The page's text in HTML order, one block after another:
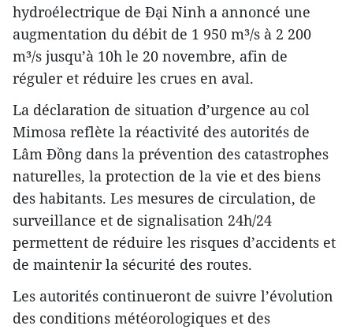
hydroélectrique de Đại Ninh a annoncé une
augmentation du débit de 1 950 m³/s à 2 200
m³/s jusqu’à 10h le 20 novembre, afin de
réguler et réduire les crues en aval.
La déclaration de situation d’urgence au col
Mimosa reflète la réactivité des autorités de
Lâm Đồng dans la prévention des catastrophes
naturelles, la protection de la vie et des biens
des habitants. Les mesures de circulation, de
surveillance et de signalisation 24h/24
permettent de réduire les risques d’accidents et
de maintenir la sécurité des routes.
Les autorités continueront de suivre l’évolution
des conditions météorologiques et des